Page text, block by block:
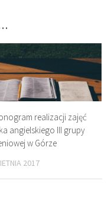
realizacji zajęć
angielskiego III grupy
w Górze
2017